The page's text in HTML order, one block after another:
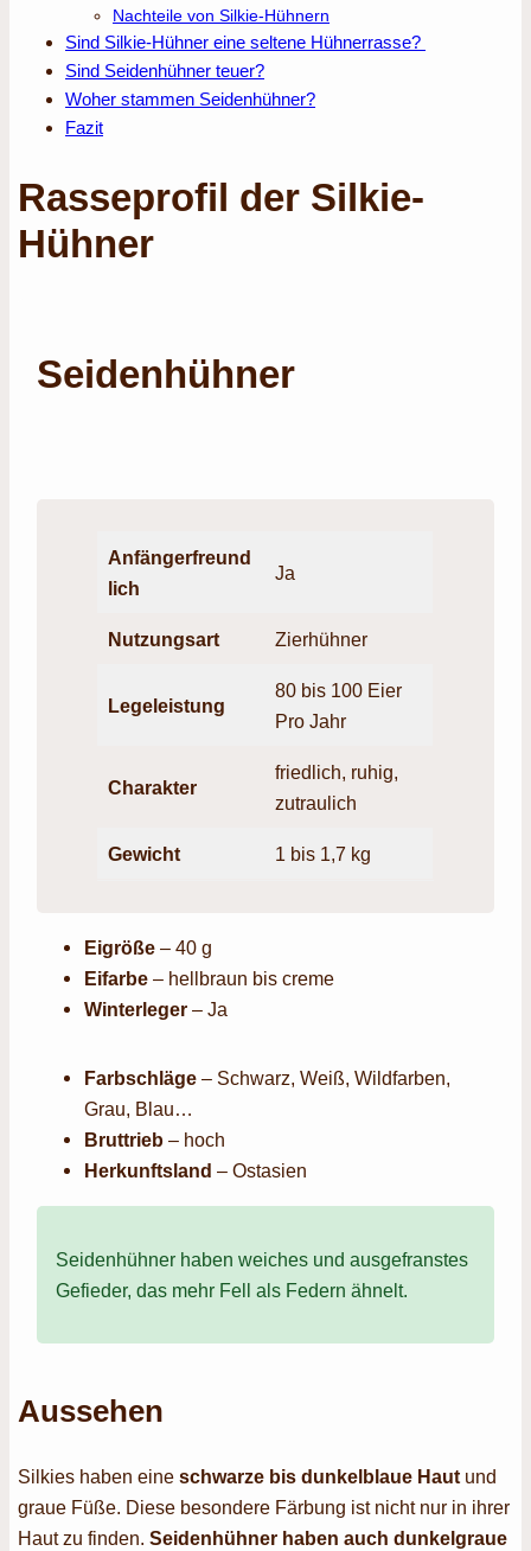
Nachteile von Silkie-Hühnern
Sind Silkie-Hühner eine seltene Hühnerrasse?
Sind Seidenhühner teuer?
Woher stammen Seidenhühner?
Fazit
Rasseprofil der Silkie-
Hühner
Seidenhühner
Anfängerfreund
lich
Ja
Nutzungsart Zierhühner
Legeleistung
80 bis 100 Eier
Pro Jahr
Charakter
friedlich, ruhig,
zutraulich
Gewicht 1 bis 1,7 kg
Eigröße – 40 g
Eifarbe – hellbraun bis creme
Winterleger – Ja
Farbschläge – Schwarz, Weiß, Wildfarben,
Grau, Blau…
Bruttrieb – hoch
Herkunftsland – Ostasien
Seidenhühner haben weiches und ausgefranstes
Gefieder, das mehr Fell als Federn ähnelt.
Aussehen
Silkies haben eineschwarze bis dunkelblaue Haut und
graue Füße. Diese besondere Färbung ist nicht nur in ihrer
Haut zu finden.Seidenhühner haben auch dunkelgraue